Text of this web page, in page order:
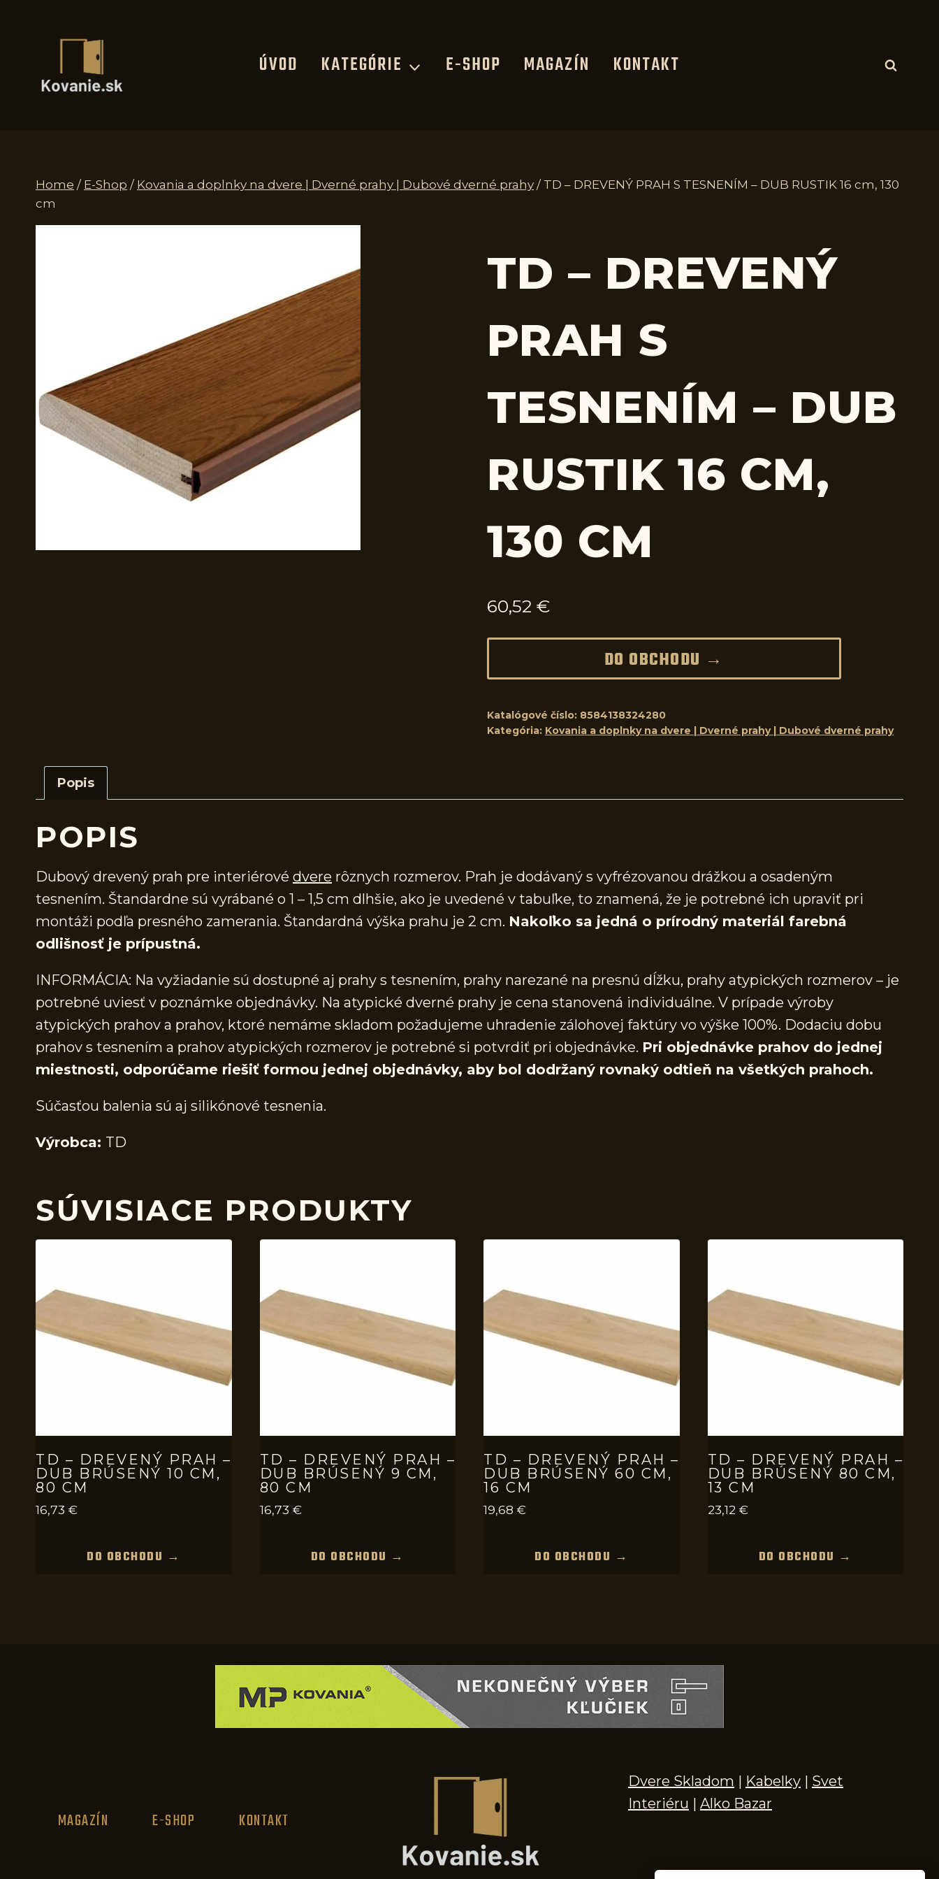
ÚVOD KATEGÓRIE E-SHOP MAGAZÍN KONTAKT
Home / E-Shop / Kovania a doplnky na dvere | Dverné prahy | Dubové dverné prahy / TD – DREVENÝ PRAH S TESNENÍM – DUB RUSTIK 16 cm, 130
cm
TD – DREVENÝ
PRAH S
TESNENÍM – DUB
RUSTIK 16 CM,
130 CM
60,52 €
DO OBCHODU →
Katalógové číslo: 8584138324280
Kategória: Kovania a doplnky na dvere | Dverné prahy | Dubové dverné prahy
Popis
POPIS
Dubový drevený prah pre interiérové dvere rôznych rozmerov. Prah je dodávaný s vyfrézovanou drážkou a osadeným
tesnením. Štandardne sú vyrábané o 1 – 1,5 cm dlhšie, ako je uvedené v tabuľke, to znamená, že je potrebné ich upraviť pri
montáži podľa presného zamerania. Štandardná výška prahu je 2 cm. Nakoľko sa jedná o prírodný materiál farebná
odlišnosť je prípustná.
INFORMÁCIA: Na vyžiadanie sú dostupné aj prahy s tesnením, prahy narezané na presnú dĺžku, prahy atypických rozmerov – je
potrebné uviesť v poznámke objednávky. Na atypické dverné prahy je cena stanovená individuálne. V prípade výroby
atypických prahov a prahov, ktoré nemáme skladom požadujeme uhradenie zálohovej faktúry vo výške 100%. Dodaciu dobu
prahov s tesnením a prahov atypických rozmerov je potrebné si potvrdiť pri objednávke. Pri objednávke prahov do jednej
miestnosti, odporúčame riešiť formou jednej objednávky, aby bol dodržaný rovnaký odtieň na všetkých prahoch.
Súčasťou balenia sú aj silikónové tesnenia.
Výrobca: TD
SÚVISIACE PRODUKTY
TD – DREVENÝ PRAH –
DUB BRÚSENÝ 10 CM,
80 CM
16,73 €
DO OBCHODU →
TD – DREVENÝ PRAH –
DUB BRÚSENÝ 9 CM,
80 CM
16,73 €
DO OBCHODU →
TD – DREVENÝ PRAH –
DUB BRÚSENÝ 60 CM,
16 CM
19,68 €
DO OBCHODU →
TD – DREVENÝ PRAH –
DUB BRÚSENÝ 80 CM,
13 CM
23,12 €
DO OBCHODU →
MAGAZÍN E-SHOP KONTAKT
Dvere Skladom | Kabelky | Svet
Interiéru | Alko Bazar